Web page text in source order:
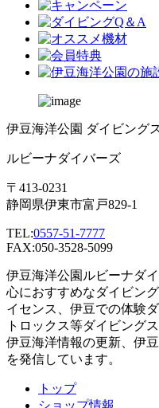
伊豆海洋公園 ダイビング
ルビーナダイバーズ
〒413-0231
静岡県伊東市富戸829-1
TEL:0557-51-7777
FAX:050-3528-5099
伊豆海洋公園ルビーナダ
心におすすめなダイビン
イセンス、伊豆での体験
トロックス等ダイビング
伊豆海洋情報の更新、伊
を発信しています。
トップ